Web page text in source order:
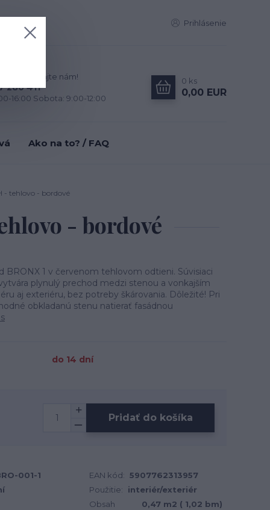
Prihlásenie
Zavolajte nám!
280 411
16:00 Sobota: 9:00-12:00
0 ks
0,00 EUR
Ako na to? / FAQ
- tehlovo - bordové
- bordové
BRONX 1 v červenom tehlovom odtieni. Súvisiaci
plynulý prechod medzi stenou a vonkajším
aj exteriéru, bez potreby škárovania. Dôležité! Pri
obkladanú stenu natierať fasádnou
do 14 dní
Pridať do košíka
001-1 EAN kód: 5907762313957
Použitie:
interiér/exteriér
Obsah
0,47 m2 ( 1,02 bm)